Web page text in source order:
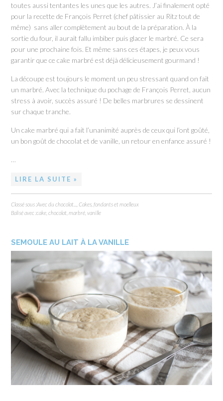
toutes aussi tentantes les unes que les autres. J’ai finalement opté
pour la recette de François Perret (chef pâtissier au Ritz tout de
même) sans aller complètement au bout de la préparation. À la
sortie du four, il aurait fallu imbiber puis glacer le marbré. Ce sera
pour une prochaine fois. Et même sans ces étapes, je peux vous
garantir que ce cake marbré est déjà délicieusement gourmand !
La découpe est toujours le moment un peu stressant quand on fait
un marbré. Avec la technique du pochage de François Perret, aucun
stress à avoir, succès assuré ! De belles marbrures se dessinent
sur chaque tranche.
Un cake marbré qui a fait l’unanimité auprès de ceux qui l’ont goûté,
un bon goût de chocolat et de vanille, un retour en enfance assuré !
…
LIRE LA SUITE »
Classé sous :Avec du chocolat... ,Cakes, fondants et moelleux
Balisé avec :cake ,chocolat ,marbré ,vanille
SEMOULE AU LAIT À LA VANILLE